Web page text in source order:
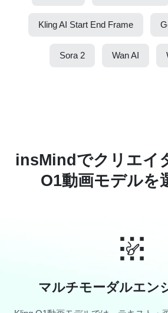
Kling AI Start End Frame
Sora 2 Wan AI
insMindでクリエイ
O1動画モデルを
マルチモーダルエン